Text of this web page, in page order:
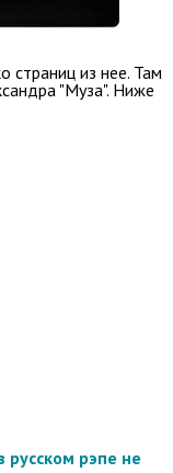
страниц из нее. Там
"Муза". Ниже
русском рэпе не